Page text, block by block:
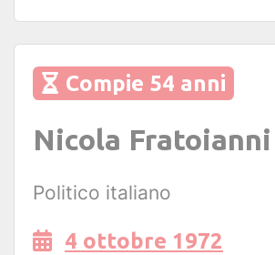
Compie 54 anni
Nicola Fratoianni
Politico italiano
4 ottobre 1972